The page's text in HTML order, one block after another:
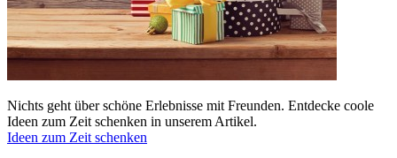
Nichts geht über schöne Erlebnisse mit Freunden. Entdecke coole
Ideen zum Zeit schenken in unserem Artikel.
Ideen zum Zeit schenken